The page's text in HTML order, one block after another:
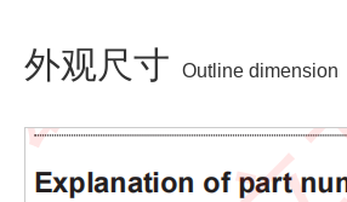
外观尺寸 Outline dimension